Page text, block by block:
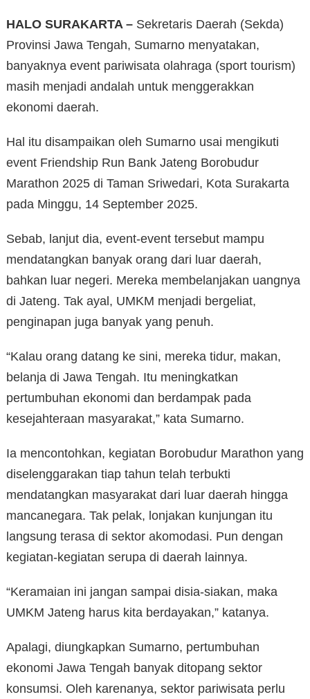
HALO SURAKARTA – Sekretaris Daerah (Sekda)
Provinsi Jawa Tengah, Sumarno menyatakan,
banyaknya event pariwisata olahraga (sport tourism)
masih menjadi andalah untuk menggerakkan
ekonomi daerah.
Hal itu disampaikan oleh Sumarno usai mengikuti
event Friendship Run Bank Jateng Borobudur
Marathon 2025 di Taman Sriwedari, Kota Surakarta
pada Minggu, 14 September 2025.
Sebab, lanjut dia, event-event tersebut mampu
mendatangkan banyak orang dari luar daerah,
bahkan luar negeri. Mereka membelanjakan uangnya
di Jateng. Tak ayal, UMKM menjadi bergeliat,
penginapan juga banyak yang penuh.
“Kalau orang datang ke sini, mereka tidur, makan,
belanja di Jawa Tengah. Itu meningkatkan
pertumbuhan ekonomi dan berdampak pada
kesejahteraan masyarakat,” kata Sumarno.
Ia mencontohkan, kegiatan Borobudur Marathon yang
diselenggarakan tiap tahun telah terbukti
mendatangkan masyarakat dari luar daerah hingga
mancanegara. Tak pelak, lonjakan kunjungan itu
langsung terasa di sektor akomodasi. Pun dengan
kegiatan-kegiatan serupa di daerah lainnya.
“Keramaian ini jangan sampai disia-siakan, maka
UMKM Jateng harus kita berdayakan,” katanya.
Apalagi, diungkapkan Sumarno, pertumbuhan
ekonomi Jawa Tengah banyak ditopang sektor
konsumsi. Oleh karenanya, sektor pariwisata perlu